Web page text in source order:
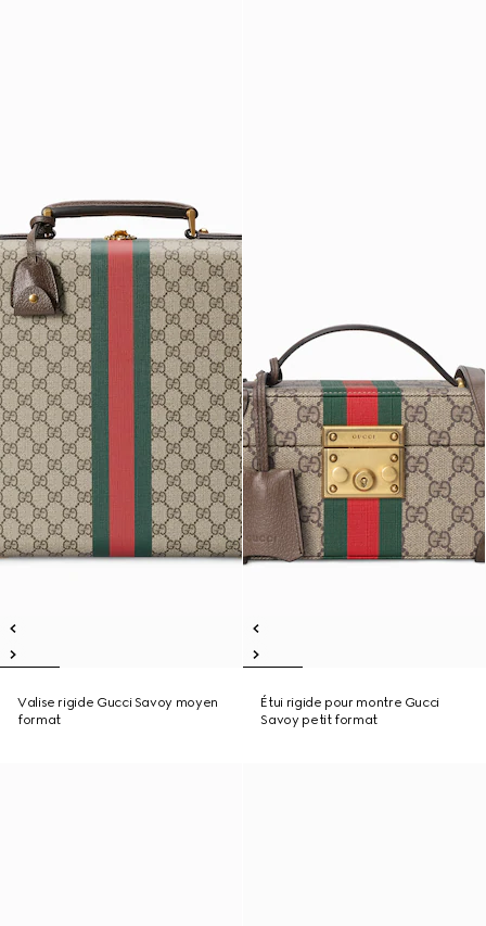
Valise rigide Gucci Savoy moyen
format
Étui rigide pour montre Gucci
Savoy petit format